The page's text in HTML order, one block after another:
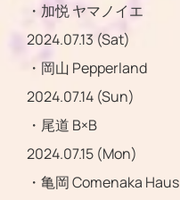
・加悦 ヤマノイエ
2024.07.13 (Sat)
・岡山 Pepperland
2024.07.14 (Sun)
・尾道 B×B
2024.07.15 (Mon)
・亀岡 Comenaka Haus